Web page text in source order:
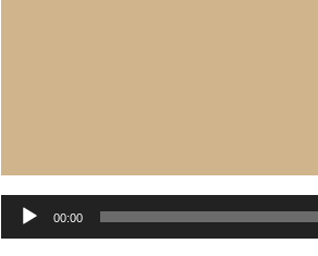
Audió
lejátszó
00:00